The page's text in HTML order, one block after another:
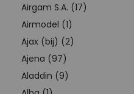
Airgam S.A. (17)
Airmodel (1)
Ajax (bij) (2)
Ajena (97)
Aladdin (9)